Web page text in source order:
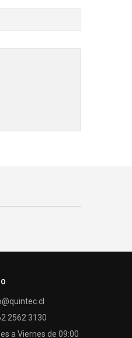
2562 3130
a Viernes de 09:00